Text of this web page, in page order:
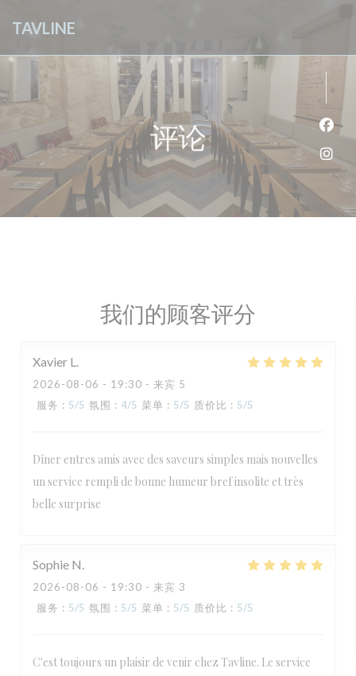
TAVLINE
评论
我们的顾客评分
Xavier L
2026-08-06 - 19:30 - 来宾 5
服务 : 5/5 氛围 : 4/5 菜单 : 5/5 质价比 : 5/5
Dîner entres amis avec des saveurs simples mais nouvelles
un service rempli de bonne humeur bref insolite et très
belle surprise
Sophie N
2026-08-06 - 19:30 - 来宾 3
服务 : 5/5 氛围 : 5/5 菜单 : 5/5 质价比 : 5/5
C'est toujours un plaisir de venir chez Tavline. Le service